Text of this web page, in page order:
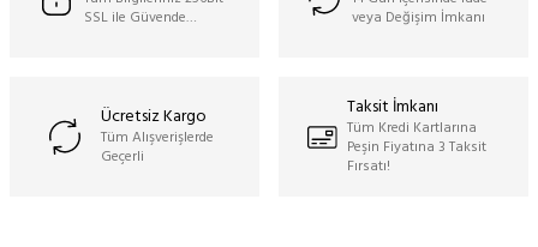
SSL ile Güvende…
veya Değişim İmkanı
Ücretsiz Kargo
Tüm Alışverişlerde
Geçerli
Taksit İmkanı
Tüm Kredi Kartlarına
Peşin Fiyatına 3 Taksit
Fırsatı!